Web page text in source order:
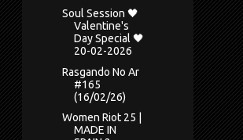
Soul Session 🖤
Valentine's
Day Special 🖤
20-02-2026
Rasgando No Ar
#165
(16/02/26)
Women Riot 25 |
MADE IN